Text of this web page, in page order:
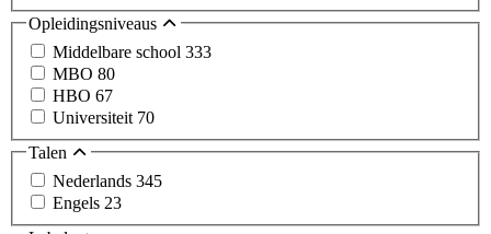
Opleidingsniveaus
Middelbare school 333
MBO 80
HBO 67
Universiteit 70
Talen
Nederlands 345
Engels 23